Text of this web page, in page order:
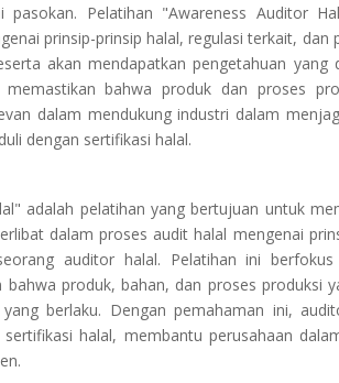
Pelatihan "Awareness Auditor
prinsip-prinsip halal, regulasi terkait,
akan mendapatkan pengetahuan
bahwa produk dan proses
dalam mendukung industri dalam
dengan sertifikasi halal.
adalah pelatihan yang bertujuan untuk
dalam proses audit halal mengenai
auditor halal. Pelatihan ini
bahwa produk, bahan, dan proses produksi
berlaku. Dengan pemahaman ini,
halal, membantu perusahaan